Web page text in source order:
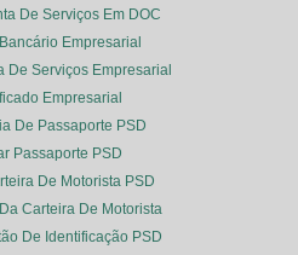
De Serviços Em DOC
Empresarial
De Serviços Empresarial
Empresarial
De Passaporte PSD
Passaporte PSD
De Motorista PSD
Carteira De Motorista
De Identificação PSD